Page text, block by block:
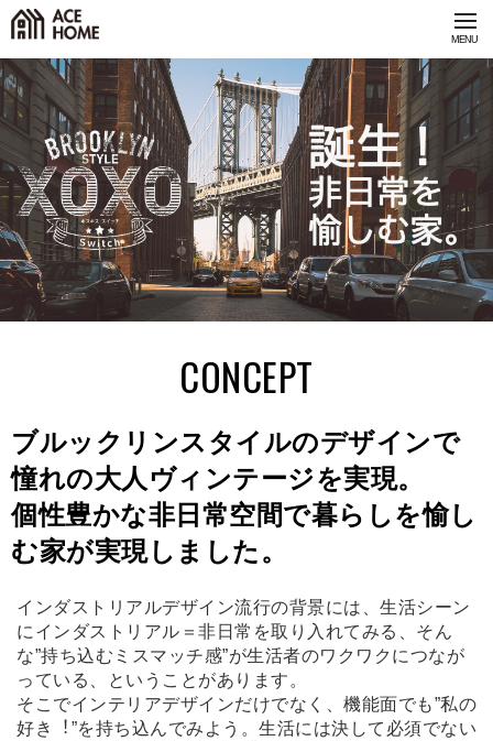
CONCEPT
ブルックリンスタイルのデザインで
憧れの大人ヴィンテージを実現。
個性豊かな非日常空間で暮らしを愉し
む家が実現しました。
インダストリアルデザイン流⾏の背景には、⽣活シーン
にインダストリアル＝⾮⽇常を取り⼊れてみる、そん
な”持ち込むミスマッチ感”が⽣活者のワクワクにつなが
っている、ということがあります。
そこでインテリアデザインだけでなく、機能⾯でも”私の
好き︕”を持ち込んでみよう。⽣活には決して必須でない